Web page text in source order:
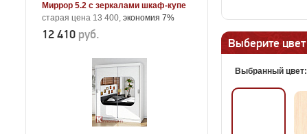
Миррор 5.2 с зеркалами шкаф-купе
старая цена 13 400, экономия 7%
12 410 руб.
Выберите цвет
Выбранный цвет: